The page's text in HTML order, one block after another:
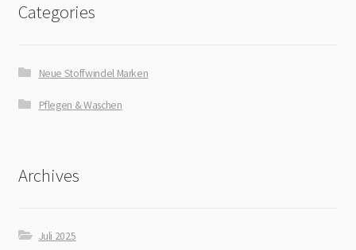
Categories
Neue Stoffwindel Marken
Pflegen & Waschen
Archives
Juli 2025